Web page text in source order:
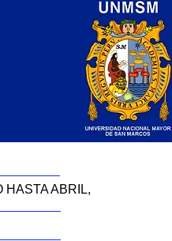
HASTA ABRIL,